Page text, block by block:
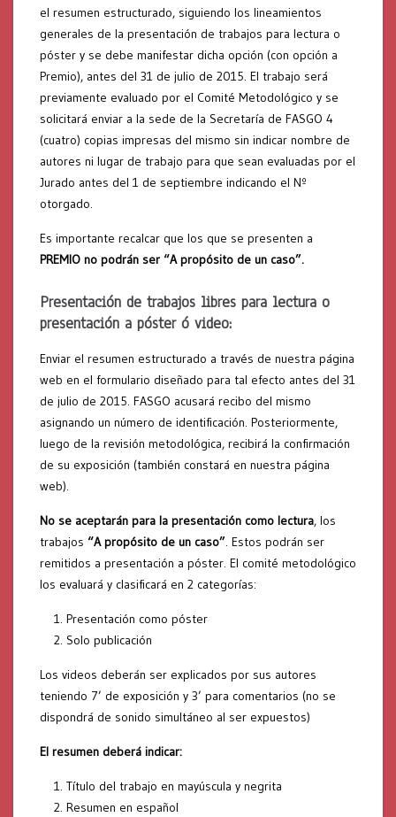
el resumen estructurado, siguiendo los lineamientos
generales de la presentación de trabajos para lectura o
póster y se debe manifestar dicha opción (con opción a
Premio), antes del 31 de julio de 2015. El trabajo será
previamente evaluado por el Comité Metodológico y se
solicitará enviar a la sede de la Secretaría de FASGO 4
(cuatro) copias impresas del mismo sin indicar nombre de
autores ni lugar de trabajo para que sean evaluadas por el
Jurado antes del 1 de septiembre indicando el Nº
otorgado.
Es importante recalcar que los que se presenten a
PREMIO no podrán ser “A propósito de un caso”.
Presentación de trabajos libres para lectura o
presentación a póster ó video:
Enviar el resumen estructurado a través de nuestra página
web en el formulario diseñado para tal efecto antes del 31
de julio de 2015. FASGO acusará recibo del mismo
asignando un número de identificación. Posteriormente,
luego de la revisión metodológica, recibirá la confirmación
de su exposición (también constará en nuestra página
web).
No se aceptarán para la presentación como lectura, los
trabajos “A propósito de un caso”. Estos podrán ser
remitidos a presentación a póster. El comité metodológico
los evaluará y clasificará en 2 categorías:
Presentación como póster
Solo publicación
Los videos deberán ser explicados por sus autores
teniendo 7’ de exposición y 3’ para comentarios (no se
dispondrá de sonido simultáneo al ser expuestos)
El resumen deberá indicar:
Título del trabajo en mayúscula y negrita
Resumen en español